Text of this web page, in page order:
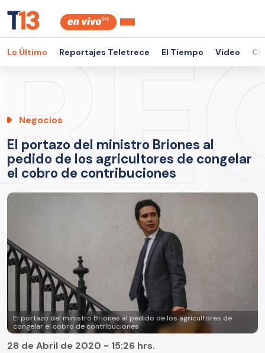
Lo Último Reportajes Teletrece El Tiempo Video
Negocios
El portazo del ministro Briones al
pedido de los agricultores de congelar
el cobro de contribuciones
El portazo del ministro Briones al pedido de los agricultores de
congelar el cobro de contribuciones
28 de Abril de 2020 - 15:26 hrs.